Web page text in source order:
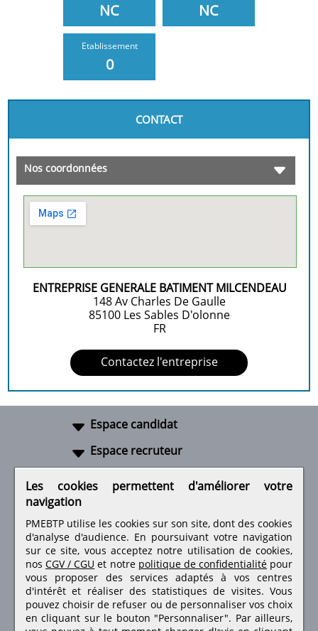
NC NC
Etablissement
0
CONTACT
Nos coordonnées
ENTREPRISE GENERALE BATIMENT MILCENDEAU
148 Av Charles De Gaulle
85100 Les Sables D'olonne
FR
Contactez l'entreprise
Espace candidat
Espace recruteur
Retrouvez-nous sur les réseaux sociaux
Les cookies permettent d'améliorer votre
navigation
PMEBTP utilise les cookies sur son site, dont des cookies
d'analyse d'audience. En poursuivant votre navigation
sur ce site, vous acceptez notre utilisation de cookies,
nos CGV / CGU et notre politique de confidentialité pour
vous proposer des services adaptés à vos centres
d'intérêt et réaliser des statistiques de visites.Vous
pouvez choisir de refuser ou de personnaliser vos choix
en cliquant sur le bouton "Personnaliser". Par ailleurs,